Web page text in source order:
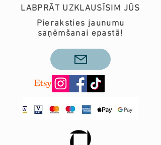
LABPRĀT UZKLAUSĪSIM JŪS
Pieraksties jaunumu
saņēmšanai epastā!